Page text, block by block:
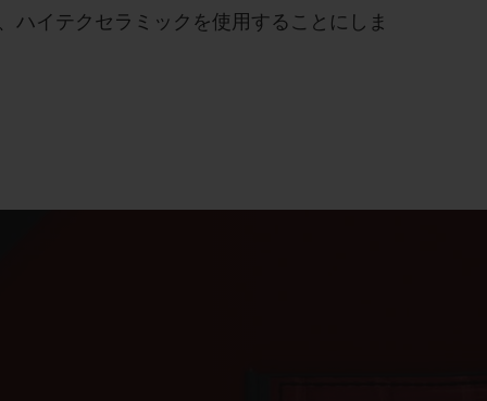
ハイテクセラミックを使用することにしま